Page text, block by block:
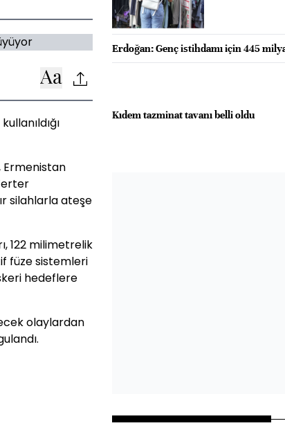
Ermenistan
silahlarla ateşe
122 milimetrelik
füze sistemleri
hedeflere
olaylardan
Erdoğan: Genç istihdamı için 445
Kıdem tazminat tavanı belli oldu